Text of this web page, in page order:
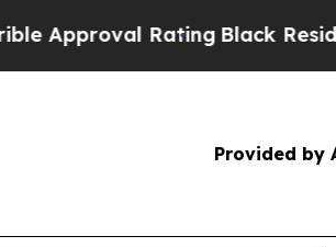
RatingBlack Residents
Provided by